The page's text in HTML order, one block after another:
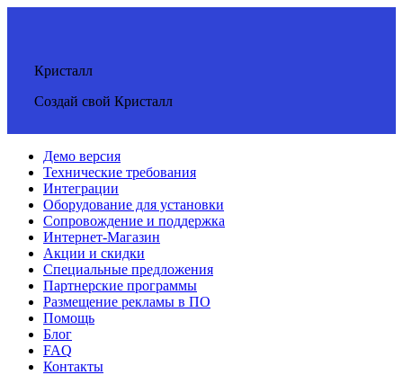
Кристалл
Создай свой Кристалл
Демо версия
Технические требования
Интеграции
Оборудование для установки
Сопровождение и поддержка
Интернет-Магазин
Акции и скидки
Специальные предложения
Партнерские программы
Размещение рекламы в ПО
Помощь
Блог
FAQ
Контакты